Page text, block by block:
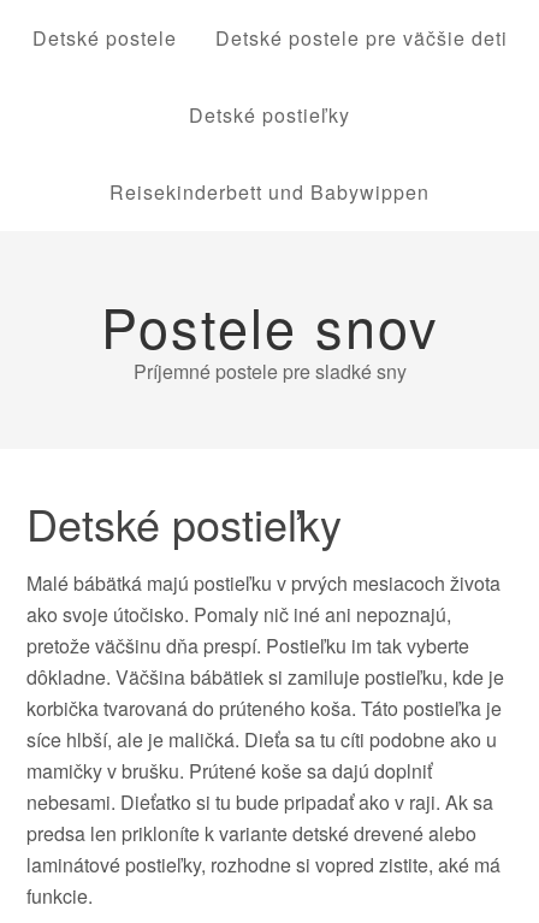
Detské postele Detské postele pre väčšie deti
Detské postieľky
Reisekinderbett und Babywippen
Postele snov
Príjemné postele pre sladké sny
Detské postieľky
Malé bábätká majú postieľku v prvých mesiacoch života
ako svoje útočisko. Pomaly nič iné ani nepoznajú,
pretoževäčšinu dňa prespí. Postieľku imtakvyberte
dôkladne.Väčšinabábätieksi zamiluje postieľku, kde je
korbičkatvarovanádo prúteného koša.Táto postieľka je
síce hlbší,ale je maličká. Dieťasatu cíti podobne ako u
mamičkyvbrušku. Prútené košesadajú doplniť
nebesami. Dieťatko si tu bude pripadať ako v raji.Aksa
predsa len prikloníte kvariantedetskédrevenéalebo
laminátové postieľky, rozhodne si vopred zistite,aké má
funkcie.